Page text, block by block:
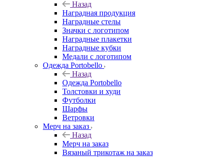
Назад
Наградная продукция
Наградные стелы
Значки с логотипом
Наградные плакетки
Наградные кубки
Медали с логотипом
Одежда Portobello
Назад
Одежда Portobello
Толстовки и худи
Футболки
Шарфы
Ветровки
Мерч на заказ
Назад
Мерч на заказ
Вязаный трикотаж на заказ